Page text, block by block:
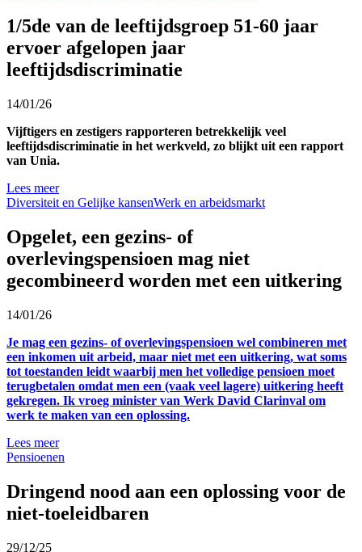
1/5de van de leeftijdsgroep 51-60 jaar
ervoer afgelopen jaar
leeftijdsdiscriminatie
14/01/26
Vijftigers en zestigers rapporteren betrekkelijk veel
leeftijdsdiscriminatie in het werkveld, zo blijkt uit een rapport
van Unia.
Lees meer
Diversiteit en Gelijke kansenWerk en arbeidsmarkt
Opgelet, een gezins- of
overlevingspensioen mag niet
gecombineerd worden met een uitkering
14/01/26
Je mag een gezins- of overlevingspensioen wel combineren met
een inkomen uit arbeid, maar niet met een uitkering, wat soms
tot toestanden leidt waarbij men het volledige pensioen moet
terugbetalen omdat men een (vaak veel lagere) uitkering heeft
gekregen. Ik vroeg minister van Werk David Clarinval om
werk te maken van een oplossing.
Lees meer
Pensioenen
Dringend nood aan een oplossing voor de
niet-toeleidbaren
29/12/25